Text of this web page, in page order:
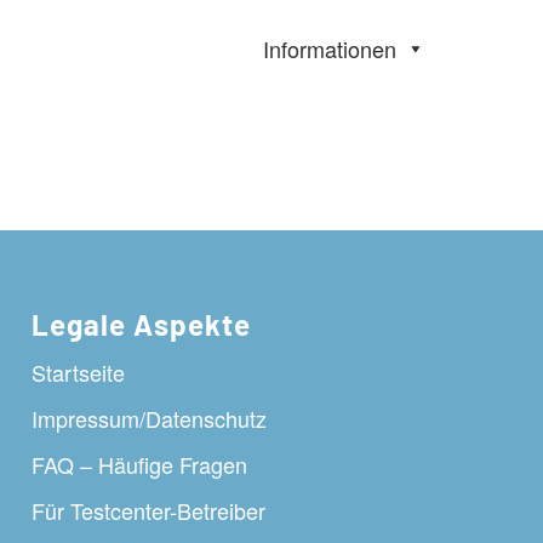
Informationen
Legale Aspekte
Startseite
Impressum/Datenschutz
FAQ – Häufige Fragen
Für Testcenter-Betreiber